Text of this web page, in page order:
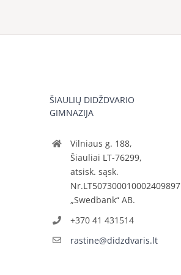
ŠIAULIŲ DIDŽDVARIO
GIMNAZIJA
Vilniaus g. 188,
Šiauliai LT-76299,
atsisk. sąsk.
Nr.LT507300010002409897
„Swedbank“ AB.
+370 41 431514
rastine@didzdvaris.lt